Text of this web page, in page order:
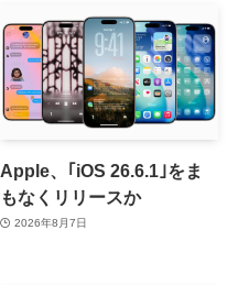
Apple、｢iOS 26.6.1｣をま
もなくリリースか
2026年8月7日